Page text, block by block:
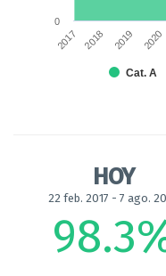
Cat. A
2017 2018 2019 2020
0
HOY
22 feb. 2017 - 7 ago.
98.3